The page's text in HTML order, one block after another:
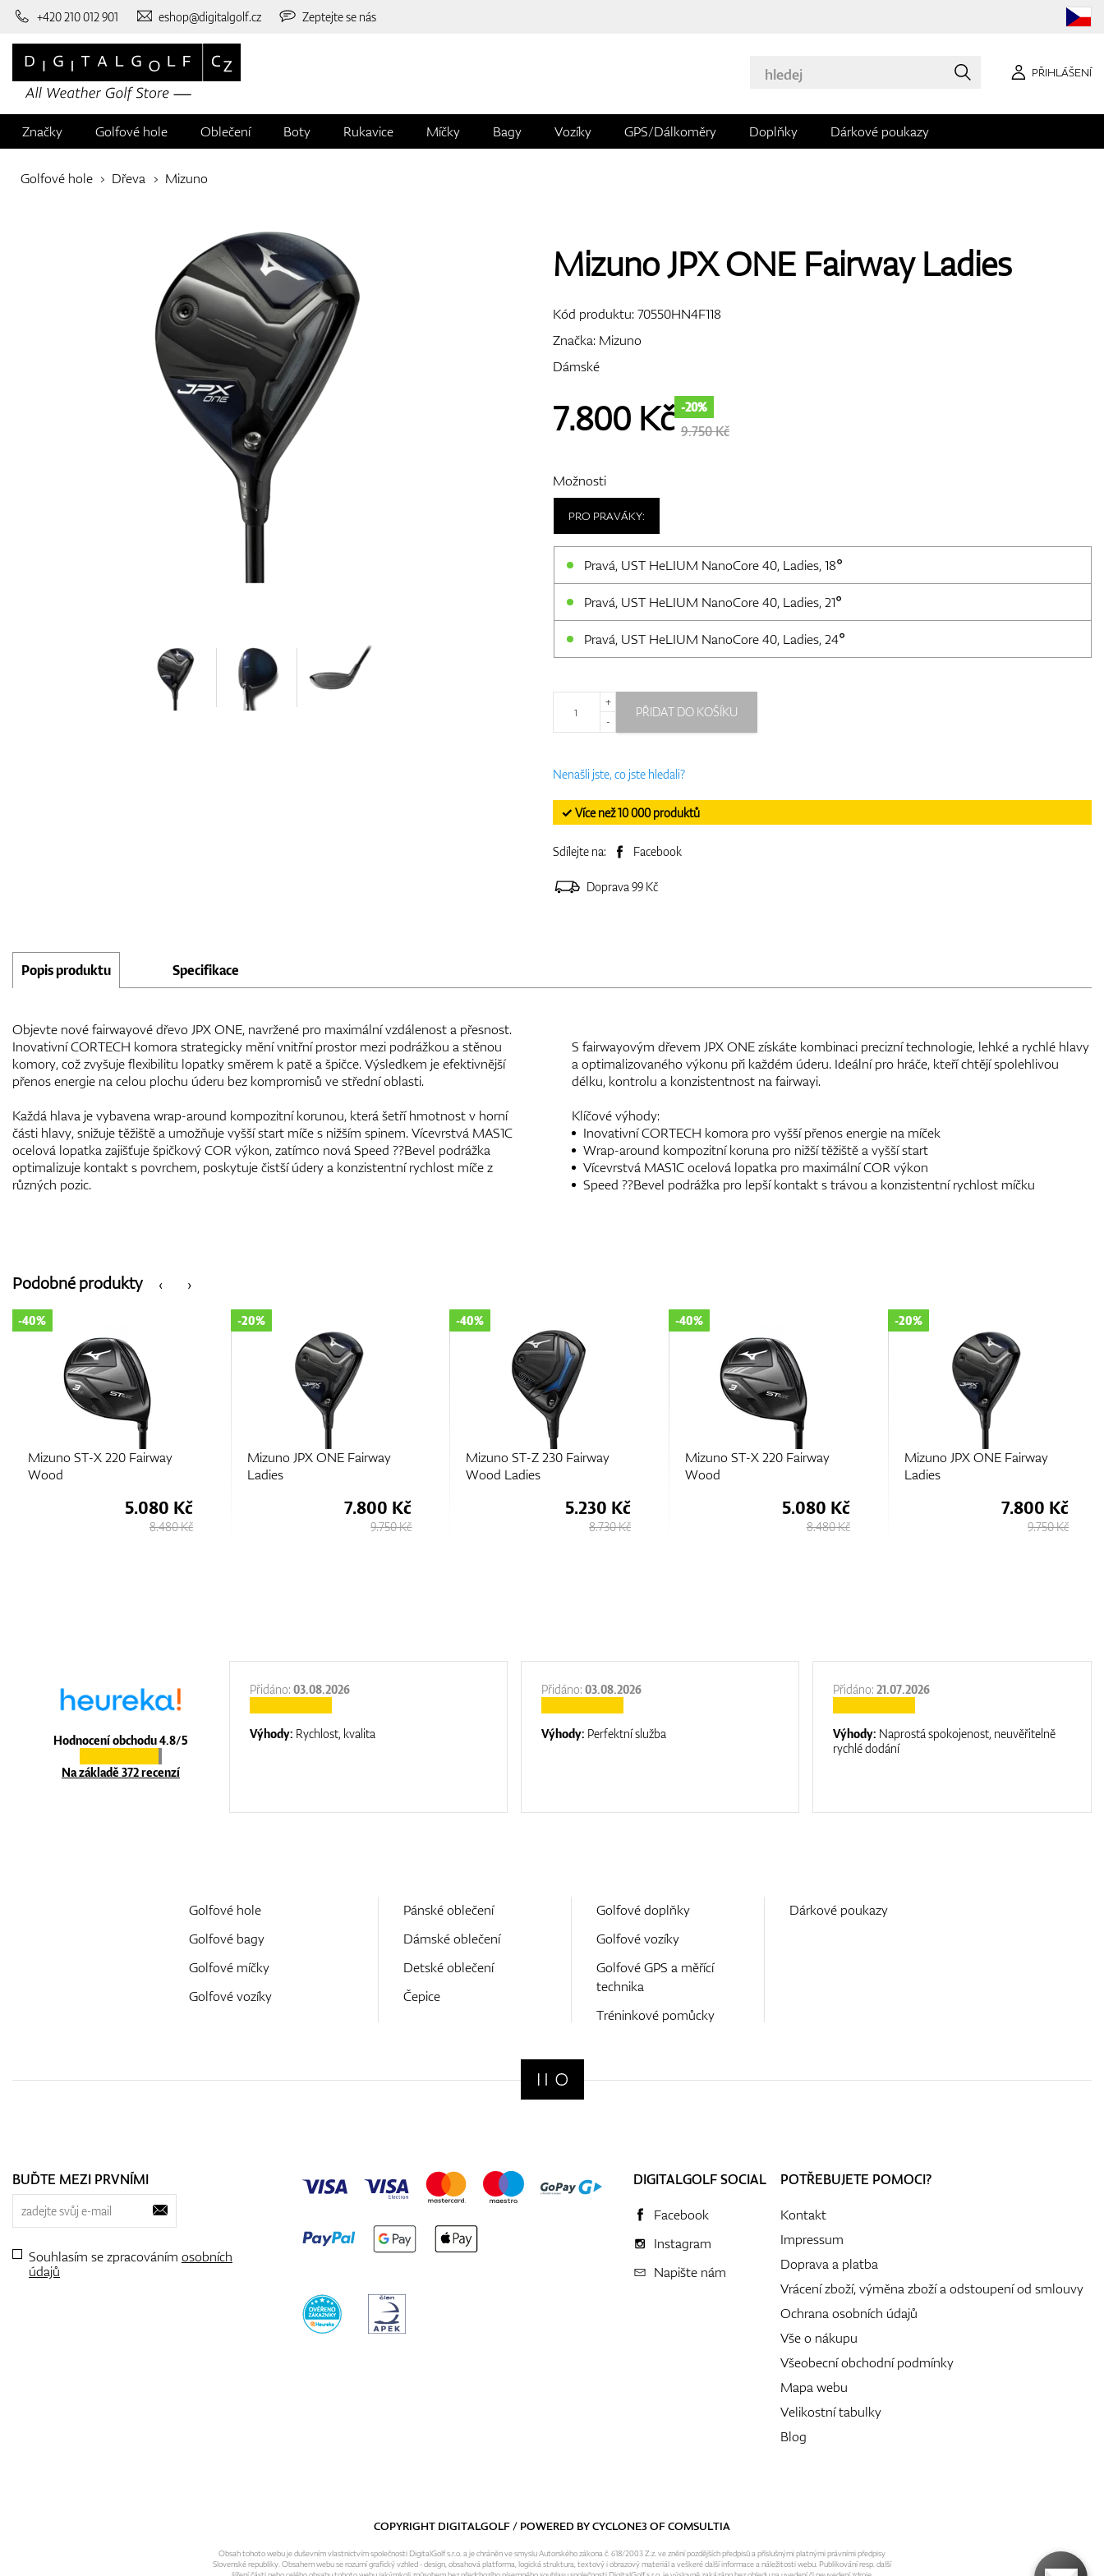
+420 210 012 901 eshop@digitalgolf.cz Zeptejte se nás
PŘIHLÁŠENÍ
Značky Golfové hole Oblečení Boty Rukavice Míčky Bagy Vozíky GPS/Dálkoměry Doplňky Dárkové poukazy
Golfové hole Dřeva Mizuno
Mizuno JPX ONE Fairway Ladies
Kód produktu:70550HN4F118
Značka: Mizuno
Dámské
7.800Kč -20%
9.750 Kč
Možnosti
PRO PRAVÁKY:
Pravá, UST HeLIUM NanoCore 40, Ladies, 18°
Pravá, UST HeLIUM NanoCore 40, Ladies, 21°
Pravá, UST HeLIUM NanoCore 40, Ladies, 24°
+
-
PŘIDAT DO KOŠÍKU
Nenašli jste, co jste hledali?
✓ Více než 10 000 produktů
Sdílejte na: Facebook
Doprava 99 Kč
Popis produktu Specifikace
Objevte nové fairwayové dřevo JPX ONE, navržené pro maximální vzdálenost a přesnost.
Inovativní CORTECH komora strategicky mění vnitřní prostor mezi podrážkou a stěnou
komory, což zvyšuje flexibilitu lopatky směrem k patě a špičce. Výsledkem je efektivnější
přenos energie na celou plochu úderu bez kompromisů ve střední oblasti.
Každá hlava je vybavena wrap-around kompozitní korunou, která šetří hmotnost v horní
části hlavy, snižuje těžiště a umožňuje vyšší start míče s nižším spinem. Vícevrstvá MAS1C
ocelová lopatka zajišťuje špičkový COR výkon, zatímco nová Speed ??Bevel podrážka
optimalizuje kontakt s povrchem, poskytuje čistší údery a konzistentní rychlost míče z
různých pozic.
S fairwayovým dřevem JPX ONE získáte kombinaci precizní technologie, lehké a rychlé hlavy
a optimalizovaného výkonu při každém úderu. Ideální pro hráče, kteří chtějí spolehlivou
délku, kontrolu a konzistentnost na fairwayi.
Klíčové výhody:
Inovativní CORTECH komora pro vyšší přenos energie na míček
Wrap-around kompozitní koruna pro nižší těžiště a vyšší start
Vícevrstvá MAS1C ocelová lopatka pro maximální COR výkon
Speed ??Bevel podrážka pro lepší kontakt s trávou a konzistentní rychlost míčku
‹
Podobné produkty ›
Mizuno ST-X 220 Fairway
Wood
-40%
5.080 Kč
8.480 Kč
Mizuno JPX ONE Fairway
Ladies
-20%
7.800 Kč
9.750 Kč
Mizuno ST-Z 230 Fairway
Wood Ladies
-40%
5.230 Kč
8.730 Kč
Mizuno ST-X 220 Fairway
Wood
-40%
5.080 Kč
8.480 Kč
Mizuno JPX ONE Fairway
Ladies
-20%
7.800 Kč
9.750 Kč
Hodnocení obchodu 4.8/5
Na základě 372 recenzí
Přidáno:03.08.2026
Výhody: Rychlost, kvalita
Přidáno:03.08.2026
Výhody: Perfektní služba
Přidáno:21.07.2026
Výhody: Naprostá spokojenost, neuvěřitelně
rychlé dodání
Golfové hole
Golfové bagy
Golfové míčky
Golfové vozíky
Pánské oblečení
Dámské oblečení
Detské oblečení
Čepice
Golfové doplňky
Golfové vozíky
Golfové GPS a měřící
technika
Tréninkové pomůcky
Dárkové poukazy
BUĎTE MEZI PRVNÍMI
Souhlasím se zpracováním osobních
údajů
DIGITALGOLF SOCIAL
Facebook
Instagram
Napište nám
POTŘEBUJETE POMOCI?
Kontakt
Impressum
Doprava a platba
Vrácení zboží, výměna zboží a odstoupení od smlouvy
Ochrana osobních údajů
Vše o nákupu
Všeobecní obchodní podmínky
Mapa webu
Velikostní tabulky
Blog
COPYRIGHT DIGITALGOLF / POWERED BYCYCLONE3OFCOMSULTIA
Obsah tohoto webu je duševním vlastnictvím společnosti DigitalGolf s.r.o. a je chráněn ve smyslu Autorského zákona č. 618/2003 Z.z. ve znění pozdějších předpisů a příslušnými platnými právními předpisy
Slovenské republiky. Obsahem webu se rozumí grafický vzhled - design, obsahová platforma, logická struktura, textový i obrazový materiál a veškeré další informace a náležitosti webu. Publikování resp. další